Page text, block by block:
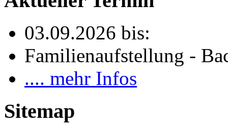
03.09.2026 bis:
Familienaufstellung -
.... mehr Infos
Sitemap